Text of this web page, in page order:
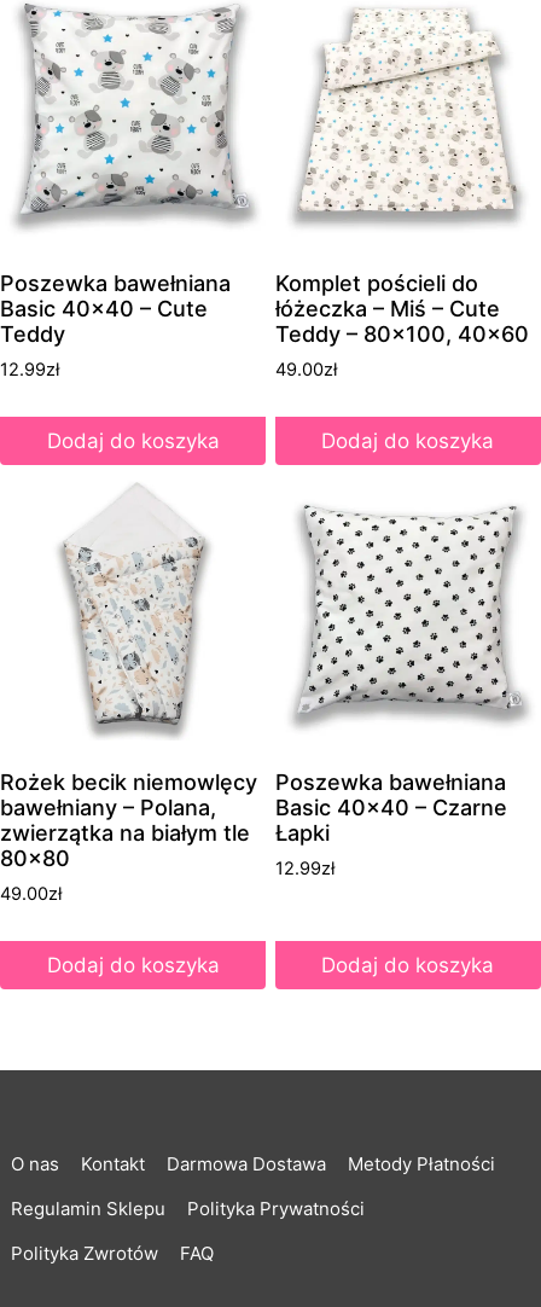
Poszewka bawełniana
Basic 40×40 – Cute
Teddy
12.99zł
Dodaj do koszyka
Komplet pościeli do
łóżeczka – Miś – Cute
Teddy – 80×100, 40×60
49.00zł
Dodaj do koszyka
Rożek becik niemowlęcy
bawełniany – Polana,
zwierzątka na białym tle
80×80
49.00zł
Dodaj do koszyka
Poszewka bawełniana
Basic 40×40 – Czarne
Łapki
12.99zł
Dodaj do koszyka
O nas Kontakt Darmowa Dostawa
Metody Płatności
Regulamin Sklepu
Polityka Prywatności
Polityka Zwrotów
FAQ